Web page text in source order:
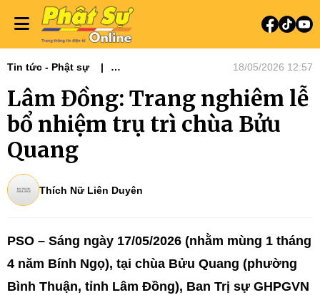
Tin tức - Phật sự
18/05/2026 12:57
Lâm Đồng: Trang nghiêm lễ
bổ nhiệm trụ trì chùa Bửu
Quang
Thích Nữ Liên Duyên
PSO – Sáng ngày 17/05/2026 (nhằm mùng 1 tháng
4 năm Bính Ngọ), tại chùa Bửu Quang (phường
Bình Thuận, tỉnh Lâm Đồng), Ban Trị sự GHPGVN